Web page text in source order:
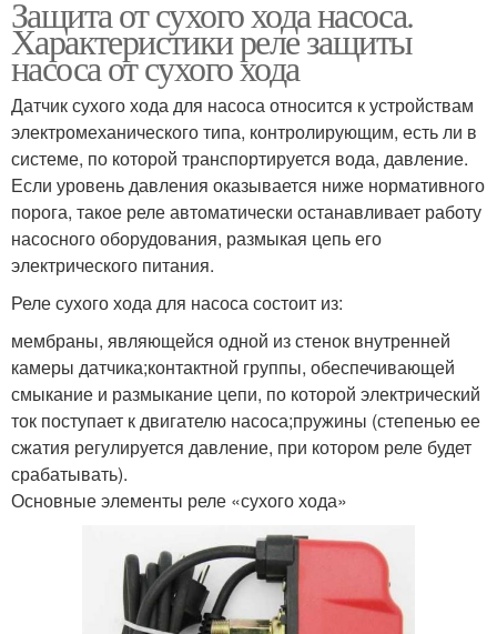
Защита от сухого хода насоса.
Характеристики реле защиты
насоса от сухого хода
Датчик сухого хода для насоса относится к устройствам
электромеханического типа, контролирующим, есть ли в
системе, по которой транспортируется вода, давление.
Если уровень давления оказывается ниже нормативного
порога, такое реле автоматически останавливает работу
насосного оборудования, размыкая цепь его
электрического питания.
Реле сухого хода для насоса состоит из:
мембраны, являющейся одной из стенок внутренней
камеры датчика;контактной группы, обеспечивающей
смыкание и размыкание цепи, по которой электрический
ток поступает к двигателю насоса;пружины (степенью ее
сжатия регулируется давление, при котором реле будет
срабатывать).
Основные элементы реле «сухого хода»